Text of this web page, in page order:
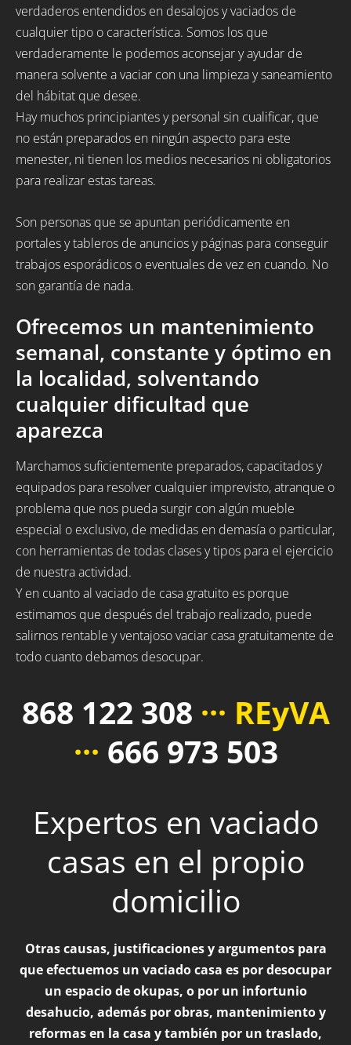
verdaderos entendidos en desalojos y vaciados de
cualquier tipo o característica. Somos los que
verdaderamente le podemos aconsejar y ayudar de
manera solvente a vaciar con una limpieza y saneamiento
del hábitat que desee.
Hay muchos principiantes y personal sin cualificar, que
no están preparados en ningún aspecto para este
menester, ni tienen los medios necesarios ni obligatorios
para realizar estas tareas.
Son personas que se apuntan periódicamente en
portales y tableros de anuncios y páginas para conseguir
trabajos esporádicos o eventuales de vez en cuando. No
son garantía de nada.
Ofrecemos un mantenimiento
semanal, constante y óptimo en
la localidad, solventando
cualquier dificultad que
aparezca
Marchamos suficientemente preparados, capacitados y
equipados para resolver cualquier imprevisto, atranque o
problema que nos pueda surgir con algún mueble
especial o exclusivo, de medidas en demasía o particular,
con herramientas de todas clases y tipos para el ejercicio
de nuestra actividad.
Y en cuanto al vaciado de casa gratuito es porque
estimamos que después del trabajo realizado, puede
salirnos rentable y ventajoso vaciar casa gratuitamente de
todo cuanto debamos desocupar.
868 122 308 ··· REyVA
··· 666 973 503
Expertos en vaciado
casas en el propio
domicilio
Otras causas, justificaciones y argumentos para
que efectuemos un vaciado casa es por desocupar
un espacio de okupas, o por un infortunio
desahucio, además por obras, mantenimiento y
reformas en la casa y también por un traslado,